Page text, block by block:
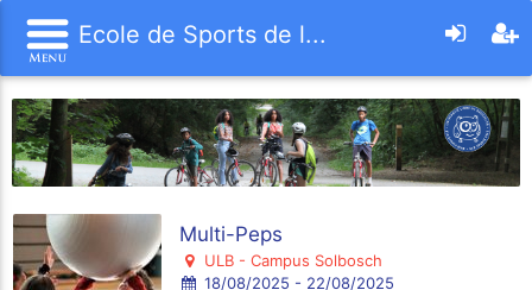
Ecole de Sports de l...
Multi-Peps
ULB - Campus Solbosch
18/08/2025 - 22/08/2025